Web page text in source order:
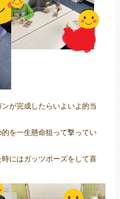
が完成したらいよいよ的当
を一生懸命狙って撃ってい
にはガッツポーズをして喜